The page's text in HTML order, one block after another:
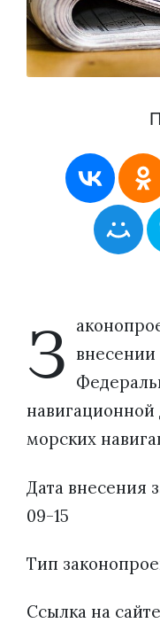
З
навигационной
морских
Дата внесения
09-15
Тип
Ссылка на